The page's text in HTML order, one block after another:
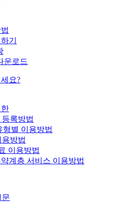
기
운로드
요?
록방법
형별 이용방법
방법
이용방법
계층 서비스 이용방법
문